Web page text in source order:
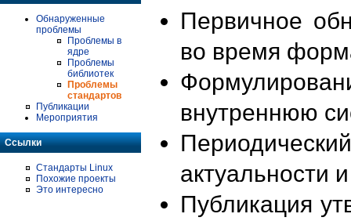
Обнаруженные
проблемы
Проблемы в
ядре
Проблемы
библиотек
Проблемы
стандартов
Публикации
Мероприятия
Ссылки
Стандарты Linux
Похожие проекты
Это интересно
Первичное
во время
внутреннюю
актуальности
Публикация